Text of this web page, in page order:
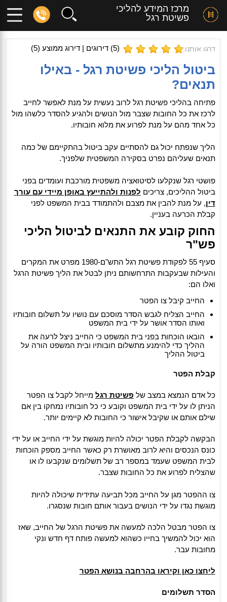
מרכז המידע להליכי
פשיטת רגל
דרגו אותנו: (
5) דירוגים | דירוג ממוצע (5
)
ביטול הליכי פשיטת רגל - באילו
תנאים?
פתיחה בהליכי פשיטת רגל לרוב נעשית על מנת לאפשר לחייב
לרכז את כל החובות שצבר מול הנושים ולהגיע להסדר כלשהו מול
כל אחד מהם על מנת לפרוע את מלוא חובותיו.
הליך שנפתח יכול גם להסתיים עקב ביטול בהתקיימם של כמה
תנאים שעליהם נפרט בסקירה המשפטית שלפניך.
פושטי רגל שנקלעו לסיטואציה משפטית מורכבת ועומדים בפני
ביטול ההליכים, צריכים לפנות ולהתייעץ באופן מיידי עם עורך
דין, על מנת להבין את מצבם ולהתמודד בבית המשפט לפני
קבלת הכרעה בעניין.
החוק קובע את התנאים לביטול הליכי
פש"ר
סעיף 55 לפקודת פשיטת רגל התש"ם-1980 מפרט את המקרים
והעילות שבעקבות התרחשותם ניתן לבטל את הליך פשיטת הרגל
ואלו הם:
החייב קיבל צו הפטר
החייב הצליח לגבש הסדר מוסכם עם נושיו על תשלום חובותיו
ואותו הסדר אושר על ידי בית המשפט
הובאו הוכחות בפני בית המשפט כי החייב ניצל לרעה את
ההליך כדי להימנע מתשלום חובותיו ובית המשפט הורה על
ביטול ההליך
קבלת הפטר
כל אדם הנמצא במצב של פשיטת רגל מייחל לקבל צו הפטר
הניתן לו על ידי בית המשפט וקובע כי כל חובותיו נמחקו בין אם
שילם אותם או שקיבל אישור כי החובות לא קיימים יותר.
הבקשה לקבלת הפטר יכולה להיות מוגשת על ידי החייב או על ידי
כונס הנכסים והיא לרוב מאושרת רק כאשר החייב מספק הוכחות
לבית המשפט שעמד במספר רב של תשלומים שנקבעו לו או
שהצליח לפרוע את כל החובות שצבר.
צו ההפטר מגן על החייב מכל תביעה עתידית שיכולה להיות
מוגשת נגדו על ידי הנושים בעבור אותם חובות שנסגרו.
צו הפטר מבטל הלכה למעשה את פשיטת הרגל של החייב, שאז
הוא יכול להמשיך בחייו כשהוא למעשה פותח דף חדש ונקי
מחובות עבר.
ליחצו כאן וקיראו בהרחבה בנושא הפטר
הסדר תשלומים